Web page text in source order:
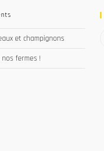
et champignons
fermes !